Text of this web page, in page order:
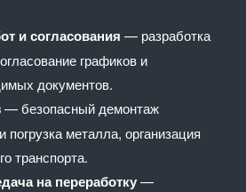
и согласования — разработка
графиков и
документов.
— безопасный демонтаж
погрузка металла, организация
транспорта.
на переработку—